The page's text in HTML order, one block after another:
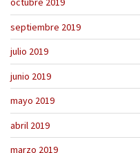
septiembre 2019
julio 2019
junio 2019
mayo 2019
abril 2019
marzo 2019